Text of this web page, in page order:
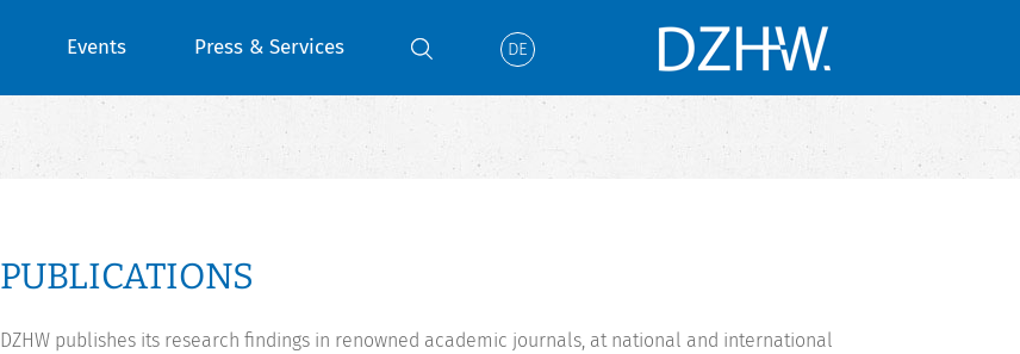
Events Press & Services DE
PUBLICATIONS
DZHW publishes its research findings in renowned academic journals, at national and international